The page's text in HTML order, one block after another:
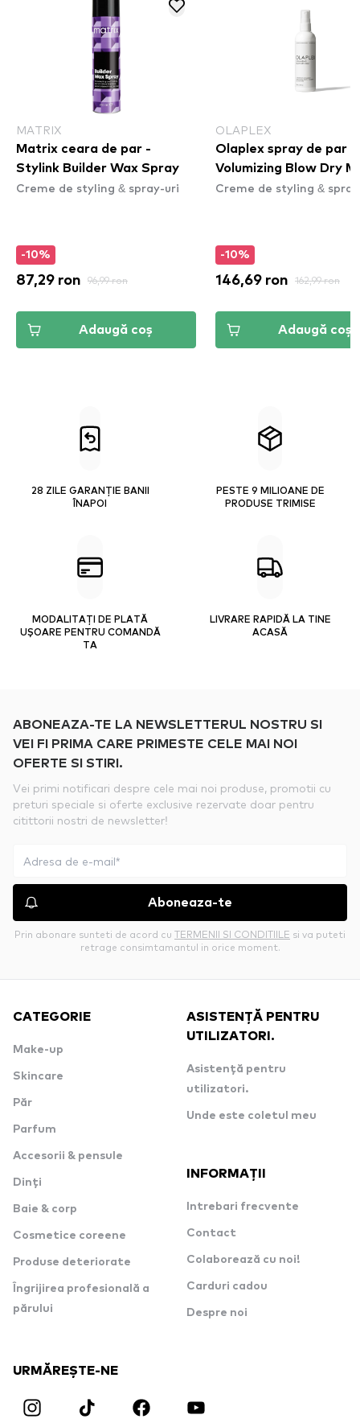
MATRIX
Matrix ceara de par -
Stylink Builder Wax Spray
Creme de styling & spray-uri
-10%
87,29 ron 96,99 ron
Adaugă coș
OLAPLEX
Olaplex spray de par -
Volumizing Blow Dry
Creme de styling &
-10%
146,69 ron 162,99 ron
Adaugă coș
28 ZILE GARANȚIE BANII
ÎNAPOI
PESTE 9 MILIOANE DE
PRODUSE TRIMISE
MODALITAȚI DE PLATĂ
UȘOARE PENTRU COMANDĂ
TA
LIVRARE RAPIDĂ LA TINE
ACASĂ
ABONEAZA-TE LA NEWSLETTERUL NOSTRU SI
VEI FI PRIMA CARE PRIMESTE CELE MAI NOI
OFERTE SI STIRI.
Vei primi notificari despre cele mai noi produse, promotii cu
preturi speciale si oferte exclusive rezervate doar pentru
citittorii nostri de newsletter!
Aboneaza-te
Prin abonare sunteti de acord cu TERMENII SI CONDITIILE si va puteti
retrage consimtamantul in orice moment.
CATEGORIE
Make-up
Skincare
Păr
Parfum
Accesorii & pensule
Dinți
Baie & corp
Cosmetice coreene
Produse deteriorate
Îngrijirea profesională a
părului
ASISTENȚĂ PENTRU
UTILIZATORI.
Asistență pentru
utilizatori.
Unde este coletul meu
INFORMAȚII
Intrebari frecvente
Contact
Colaborează cu noi!
Carduri cadou
Despre noi
URMĂREȘTE-NE